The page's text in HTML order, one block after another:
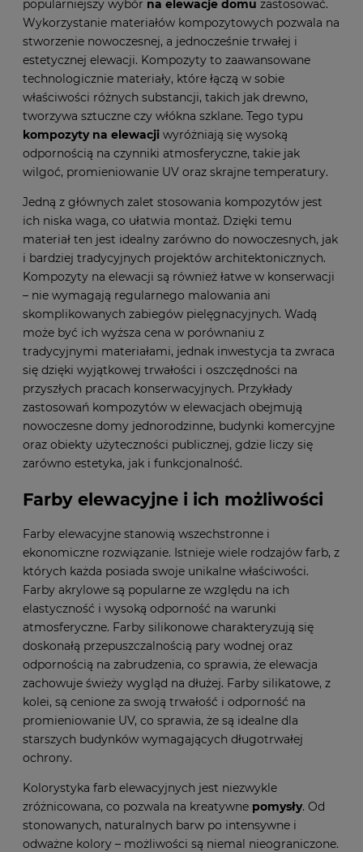
popularniejszy wybór na elewacje domu zastosować.
Wykorzystanie materiałów kompozytowych pozwala na
stworzenie nowoczesnej, a jednocześnie trwałej i
estetycznej elewacji. Kompozyty to zaawansowane
technologicznie materiały, które łączą w sobie
właściwości różnych substancji, takich jak drewno,
tworzywa sztuczne czy włókna szklane. Tego typu
kompozyty na elewacji wyróżniają się wysoką
odpornością na czynniki atmosferyczne, takie jak
wilgoć, promieniowanie UV oraz skrajne temperatury.
Jedną z głównych zalet stosowania kompozytów jest
ich niska waga, co ułatwia montaż. Dzięki temu
materiał ten jest idealny zarówno do nowoczesnych, jak
i bardziej tradycyjnych projektów architektonicznych.
Kompozyty na elewacji są również łatwe w konserwacji
– nie wymagają regularnego malowania ani
skomplikowanych zabiegów pielęgnacyjnych. Wadą
może być ich wyższa cena w porównaniu z
tradycyjnymi materiałami, jednak inwestycja ta zwraca
się dzięki wyjątkowej trwałości i oszczędności na
przyszłych pracach konserwacyjnych. Przykłady
zastosowań kompozytów w elewacjach obejmują
nowoczesne domy jednorodzinne, budynki komercyjne
oraz obiekty użyteczności publicznej, gdzie liczy się
zarówno estetyka, jak i funkcjonalność.
Farby elewacyjne i ich możliwości
Farby elewacyjne stanowią wszechstronne i
ekonomiczne rozwiązanie. Istnieje wiele rodzajów farb, z
których każda posiada swoje unikalne właściwości.
Farby akrylowe są popularne ze względu na ich
elastyczność i wysoką odporność na warunki
atmosferyczne. Farby silikonowe charakteryzują się
doskonałą przepuszczalnością pary wodnej oraz
odpornością na zabrudzenia, co sprawia, że elewacja
zachowuje świeży wygląd na dłużej. Farby silikatowe, z
kolei, są cenione za swoją trwałość i odporność na
promieniowanie UV, co sprawia, że są idealne dla
starszych budynków wymagających długotrwałej
ochrony.
Kolorystyka farb elewacyjnych jest niezwykle
zróżnicowana, co pozwala na kreatywne pomysły. Od
stonowanych, naturalnych barw po intensywne i
odważne kolory – możliwości są niemal nieograniczone.